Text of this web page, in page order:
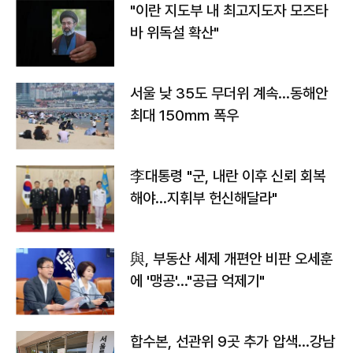
"이란 지도부 내 최고지도자 모즈타
바 위독설 확산"
서울 낮 35도 무더위 계속…동해안
최대 150㎜ 폭우
李대통령 "군, 내란 이후 신뢰 회복
해야…지휘부 헌신해달라"
與, 부동산 세제 개편안 비판 오세훈
에 '맹공'…"공급 억제기"
합수본, 선관위 9곳 추가 압색…강남